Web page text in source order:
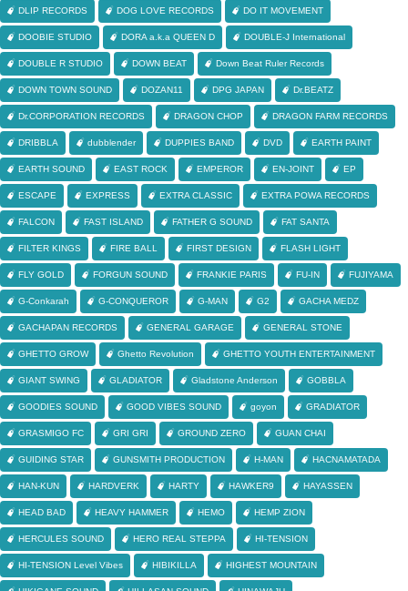
DLIP RECORDS DOG LOVE RECORDS DO IT MOVEMENT
DOOBIE STUDIO DORA a.k.a QUEEN D DOUBLE-J International
DOUBLE R STUDIO DOWN BEAT Down Beat Ruler Records
DOWN TOWN SOUND DOZAN11 DPG JAPAN Dr.BEATZ
Dr.CORPORATION RECORDS DRAGON CHOP DRAGON FARM RECORDS
DRIBBLA dubblender DUPPIES BAND DVD EARTH PAINT
EARTH SOUND EAST ROCK EMPEROR EN-JOINT EP
ESCAPE EXPRESS EXTRA CLASSIC EXTRA POWA RECORDS
FALCON FAST ISLAND FATHER G SOUND FAT SANTA
FILTER KINGS FIRE BALL FIRST DESIGN FLASH LIGHT
FLY GOLD FORGUN SOUND FRANKIE PARIS FU-IN FUJIYAMA
G-Conkarah G-CONQUEROR G-MAN G2 GACHA MEDZ
GACHAPAN RECORDS GENERAL GARAGE GENERAL STONE
GHETTO GROW Ghetto Revolution GHETTO YOUTH ENTERTAINMENT
GIANT SWING GLADIATOR Gladstone Anderson GOBBLA
GOODIES SOUND GOOD VIBES SOUND goyon GRADIATOR
GRASMIGO FC GRI GRI GROUND ZERO GUAN CHAI
GUIDING STAR GUNSMITH PRODUCTION H-MAN HACNAMATADA
HAN-KUN HARDVERK HARTY HAWKER9 HAYASSEN
HEAD BAD HEAVY HAMMER HEMO HEMP ZION
HERCULES SOUND HERO REAL STEPPA HI-TENSION
HI-TENSION Level Vibes HIBIKILLA HIGHEST MOUNTAIN